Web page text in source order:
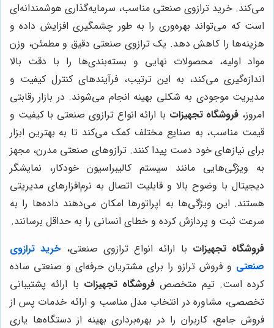
می‌کند. خرید ترازوی صنعتی مناسب، سرمایه‌گذاری هوشمندانه‌ای
است که می‌تواند بهره‌وری را به طور چشمگیری افزایش داده و
هزینه‌ها را کاهش دهد. یک ترازوی صنعتی دقیق و مطمئن، وزن
مواد اولیه، محصولات نهایی و بسته‌بندی‌ها را با دقت بالا
اندازه‌گیری می‌کند، به این ترتیب، فرآیندهای کنترل کیفیت و
مدیریت موجودی به شکلی بهینه انجام می‌شوند. در بازار رقابتی
امروز، فروشگاه تجهیزات با ارائه انواع ترازوی صنعتی با کیفیت و
قیمت مناسب، به صنایع مختلف کمک می‌کند تا به بهترین ابزار
برای نیازهای خود دست پیدا کنند. ترازوهای صنعتی مدرن، مجهز
به ویژگی‌هایی مانند سیستم کالیبراسیون خودکار، نمایشگر
دیجیتال با وضوح بالا و قابلیت اتصال به نرم‌افزارهای مدیریتی
هستند. این ویژگی‌ها به اپراتورها امکان می‌دهند داده‌ها را به
سرعت ثبت و پردازش کرده و خطای انسانی را به حداقل برسانند.
فروشگاه تجهیزات با ارائه انواع ترازوی صنعتی، خرید ترازوی
صنعتی و فروش ترازو را برای مشتریان حرفه‌ای و صنعتی ساده
کرده است. تیم متخصص فروشگاه تجهیزات با ارائه پشتیبانی
تخصصی، مشاوره در انتخاب مدل مناسب و ارائه خدمات پس از
فروش جامع، کاربران را در بهره‌برداری بهینه از دستگاه‌ها یاری